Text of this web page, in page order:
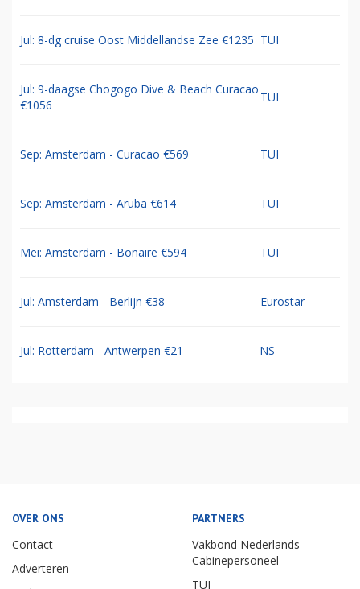
Jul: 8-dg cruise Oost Middellandse Zee €1235 TUI
Jul: 9-daagse Chogogo Dive & Beach Curacao
€1056
TUI
Sep: Amsterdam - Curacao €569 TUI
Sep: Amsterdam - Aruba €614 TUI
Mei: Amsterdam - Bonaire €594 TUI
Jul: Amsterdam - Berlijn €38 Eurostar
Jul: Rotterdam - Antwerpen €21 NS
OVER ONS
Contact
Adverteren
PARTNERS
Vakbond Nederlands
Cabinepersoneel
TUI